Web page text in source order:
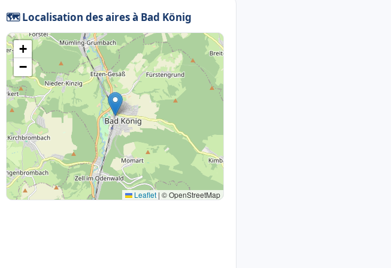
🗺️ Localisation des aires à Bad König
+
−
Leaflet | © OpenStreetMap